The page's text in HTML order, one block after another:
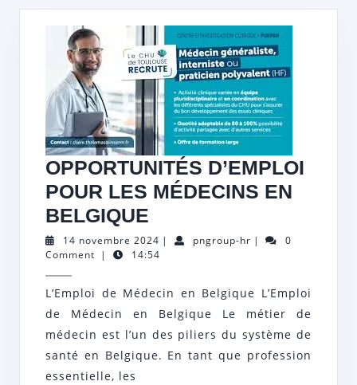
OPPORTUNITÉS D’EMPLOI
POUR LES MÉDECINS EN
BELGIQUE
D’EMPLOI
POUR
LES
MÉDECINS
EN
BELGIQUE
14 novembre 2024 14
novembre
| pngroup-hrpngroup-
|
0
Comment | 14:54
L’Emploi de Médecin en Belgique L’Emploi
de Médecin en Belgique Le métier de
médecin est l’un des piliers du système de
santé en Belgique. En tant que profession
essentielle, les